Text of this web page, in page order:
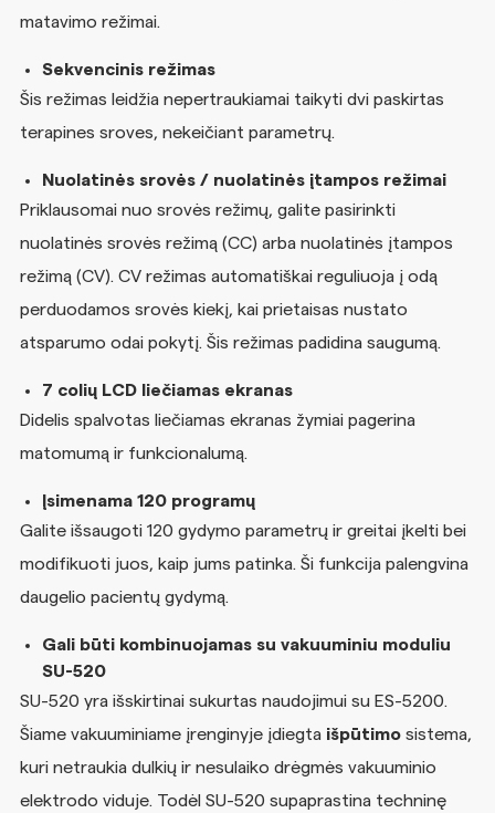
matavimo režimai.
Sekvencinis režimas
Šis režimas leidžia nepertraukiamai taikyti dvi paskirtas
terapines sroves, nekeičiant parametrų.
Nuolatinės srovės / nuolatinės įtampos režimai
Priklausomai nuo srovės režimų, galite pasirinkti
nuolatinės srovės režimą (CC) arba nuolatinės įtampos
režimą (CV). CV režimas automatiškai reguliuoja į odą
perduodamos srovės kiekį, kai prietaisas nustato
atsparumo odai pokytį. Šis režimas padidina saugumą.
7 colių LCD liečiamas ekranas
Didelis spalvotas liečiamas ekranas žymiai pagerina
matomumą ir funkcionalumą.
Įsimenama 120 programų
Galite išsaugoti 120 gydymo parametrų ir greitai įkelti bei
modifikuoti juos, kaip jums patinka. Ši funkcija palengvina
daugelio pacientų gydymą.
Gali būti kombinuojamas su vakuuminiu moduliu
SU-520
SU-520 yra išskirtinai sukurtas naudojimui su ES-5200.
Šiame vakuuminiame įrenginyje įdiegta išpūtimo sistema,
kuri netraukia dulkių ir nesulaiko drėgmės vakuuminio
elektrodo viduje. Todėl SU-520 supaprastina techninę